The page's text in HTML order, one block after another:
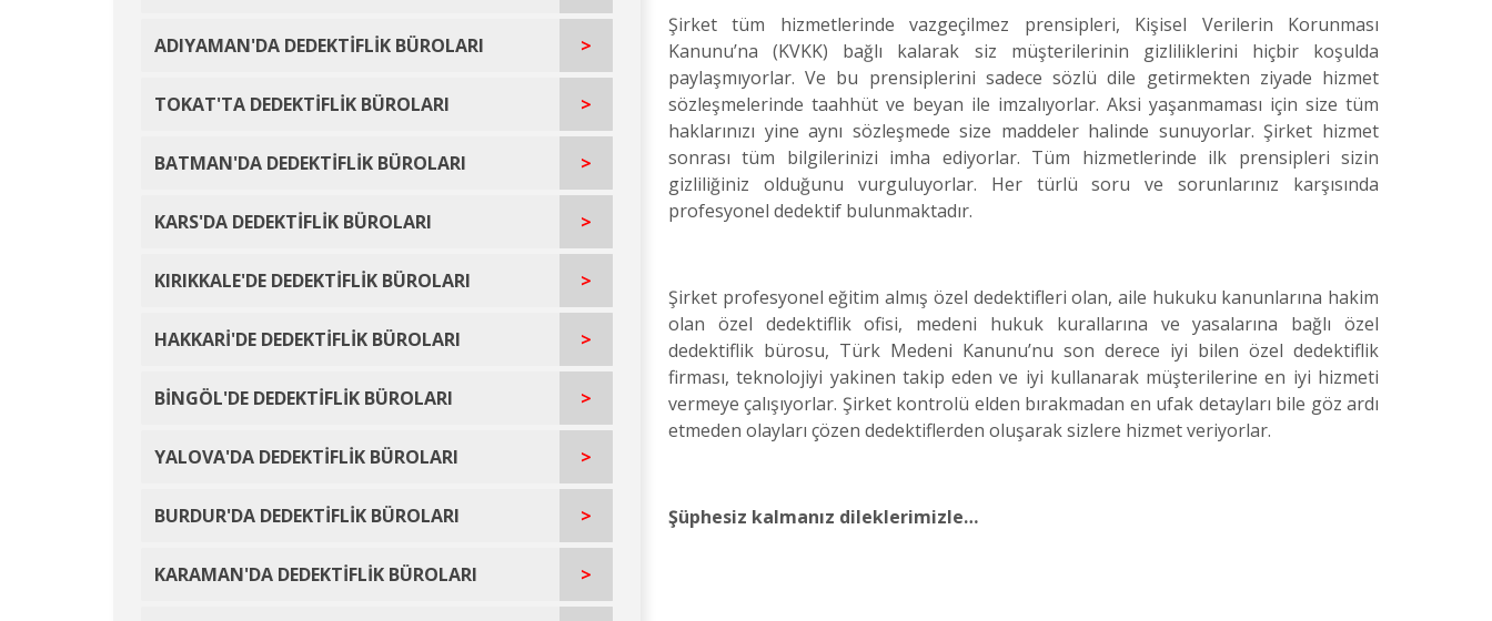
ADIYAMAN'DA DEDEKTİFLİK BÜROLARI >
TOKAT'TA DEDEKTİFLİK BÜROLARI >
BATMAN'DA DEDEKTİFLİK BÜROLARI >
KARS'DA DEDEKTİFLİK BÜROLARI >
KIRIKKALE'DE DEDEKTİFLİK BÜROLARI >
HAKKARİ'DE DEDEKTİFLİK BÜROLARI >
BİNGÖL'DE DEDEKTİFLİK BÜROLARI >
YALOVA'DA DEDEKTİFLİK BÜROLARI >
BURDUR'DA DEDEKTİFLİK BÜROLARI >
KARAMAN'DA DEDEKTİFLİK BÜROLARI >
Şirket tüm hizmetlerinde vazgeçilmez prensipleri, Kişisel Verilerin Korunması
Kanunu’na (KVKK) bağlı kalarak siz müşterilerinin gizliliklerini hiçbir koşulda
paylaşmıyorlar. Ve bu prensiplerini sadece sözlü dile getirmekten ziyade hizmet
sözleşmelerinde taahhüt ve beyan ile imzalıyorlar. Aksi yaşanmaması için size tüm
haklarınızı yine aynı sözleşmede size maddeler halinde sunuyorlar. Şirket hizmet
sonrası tüm bilgilerinizi imha ediyorlar. Tüm hizmetlerinde ilk prensipleri sizin
gizliliğiniz olduğunu vurguluyorlar. Her türlü soru ve sorunlarınız karşısında
profesyonel dedektif bulunmaktadır.
Şirket profesyonel eğitim almış özel dedektifleri olan, aile hukuku kanunlarına hakim
olan özel dedektiflik ofisi, medeni hukuk kurallarına ve yasalarına bağlı özel
dedektiflik bürosu, Türk Medeni Kanunu’nu son derece iyi bilen özel dedektiflik
firması, teknolojiyi yakinen takip eden ve iyi kullanarak müşterilerine en iyi hizmeti
vermeye çalışıyorlar. Şirket kontrolü elden bırakmadan en ufak detayları bile göz ardı
etmeden olayları çözen dedektiflerden oluşarak sizlere hizmet veriyorlar.
Şüphesiz kalmanız dileklerimizle…